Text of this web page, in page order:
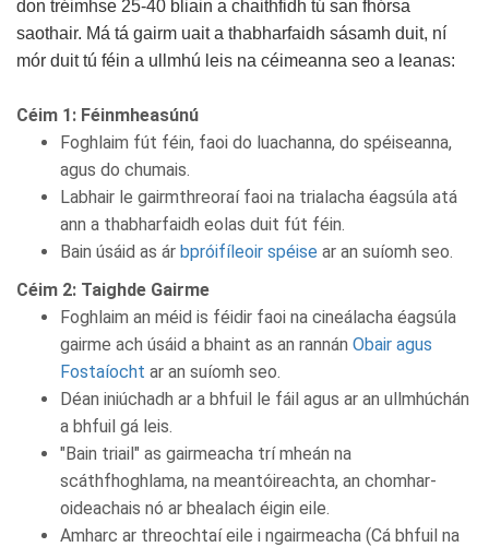
don tréimhse 25-40 bliain a chaithfidh tú san fhórsa
saothair. Má tá gairm uait a thabharfaidh sásamh duit, ní
mór duit tú féin a ullmhú leis na céimeanna seo a leanas:
Céim 1: Féinmheasúnú
Foghlaim fút féin, faoi do luachanna, do spéiseanna,
agus do chumais.
Labhair le gairmthreoraí faoi na trialacha éagsúla atá
ann a thabharfaidh eolas duit fút féin.
Bain úsáid as ár bpróifíleoir spéise ar an suíomh seo.
Céim 2: Taighde Gairme
Foghlaim an méid is féidir faoi na cineálacha éagsúla
gairme ach úsáid a bhaint as an rannán Obair agus
Fostaíocht ar an suíomh seo.
Déan iniúchadh ar a bhfuil le fáil agus ar an ullmhúchán
a bhfuil gá leis.
"Bain triail" as gairmeacha trí mheán na
scáthfhoghlama, na meantóireachta, an chomhar-
oideachais nó ar bhealach éigin eile.
Amharc ar threochtaí eile i ngairmeacha (Cá bhfuil na